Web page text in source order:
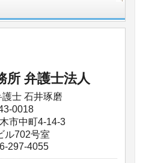
所 弁護士法人
士 石井琢磨
0018
市中町4-14-3
ル702号室
297-4055